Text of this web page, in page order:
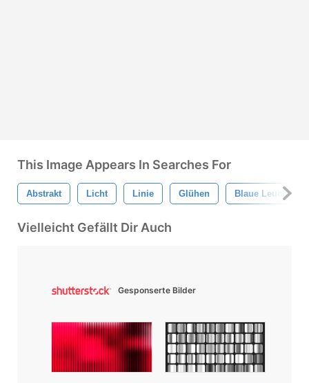
This Image Appears In Searches For
Abstrakt Licht Linie Glühen Blaue
Vielleicht Gefällt Dir Auch
Gesponserte Bilder